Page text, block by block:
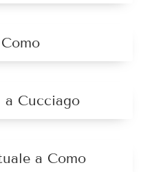
a Cucciago
a Como